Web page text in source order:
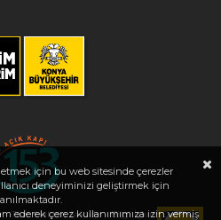
Tüm Hakları Saklıdır - Bilgi İşlem Dairesi
etmek için bu web sitesinde çerezler
deneyiminizi geliştirmek için
ederek çerez kullanımımıza izin vermiş